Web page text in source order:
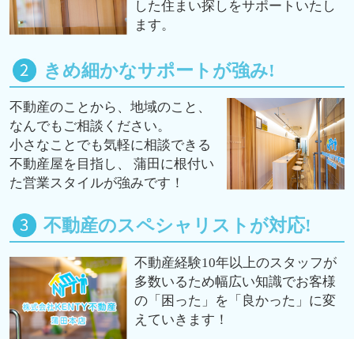
した住まい探しをサポートいたし
ます。
きめ細かなサポートが強み!
不動産のことから、地域のこと、
なんでもご相談ください。
小さなことでも気軽に相談できる
不動産屋を目指し、 蒲田に根付い
た営業スタイルが強みです！
不動産のスペシャリストが対応!
不動産経験10年以上のスタッフが
多数いるため幅広い知識でお客様
の「困った」を「良かった」に変
えていきます！